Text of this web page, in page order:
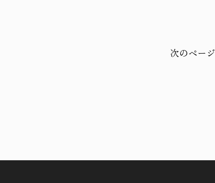
次のページ